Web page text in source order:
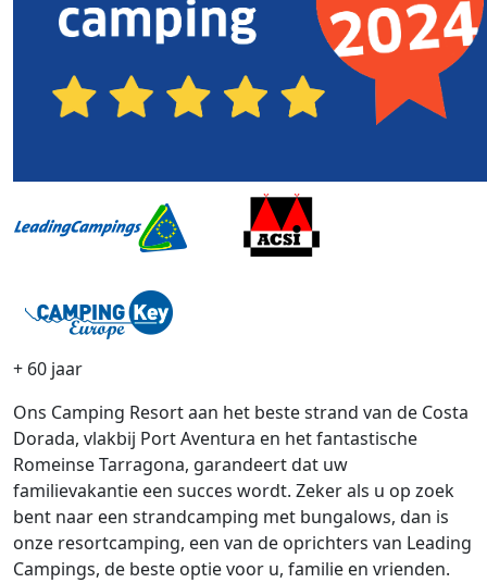
+ 60 jaar
Ons Camping Resort aan het beste strand van de Costa
Dorada, vlakbij Port Aventura en het fantastische
Romeinse Tarragona, garandeert dat uw
familievakantie een succes wordt. Zeker als u op zoek
bent naar een strandcamping met bungalows, dan is
onze resortcamping, een van de oprichters van Leading
Campings, de beste optie voor u, familie en vrienden.